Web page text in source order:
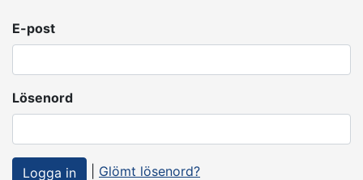
E-post
Lösenord
Glömt lösenord?